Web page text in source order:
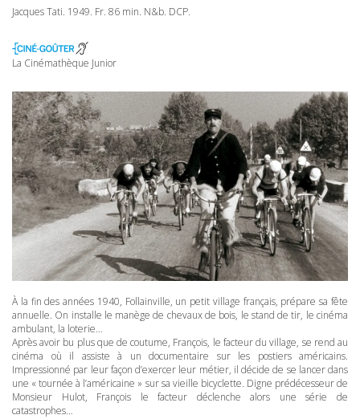
Jacques Tati. 1949. Fr. 86 min. N&b. DCP.
La Cinémathèque Junior
À la fin des années 1940, Follainville, un petit village français, prépare sa fête
annuelle. On installe le manège de chevaux de bois, le stand de tir, le cinéma
ambulant, la loterie…
Après avoir bu plus que de coutume, François, le facteur du village, se rend au
cinéma où il assiste à un documentaire sur les postiers américains.
Impressionné par leur façon d’exercer leur métier, il décide de se lancer dans
une « tournée à l’américaine » sur sa vieille bicyclette. Digne prédécesseur de
Monsieur Hulot, François le facteur déclenche alors une série de
catastrophes…